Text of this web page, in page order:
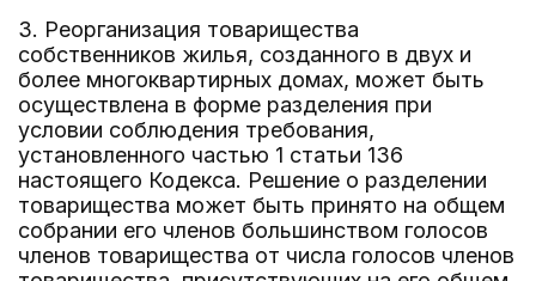
3. Реорганизация товарищества
собственников жилья, созданного в двух и
более многоквартирных домах, может быть
осуществлена в форме разделения при
условии соблюдения требования,
установленного частью 1 статьи 136
настоящего Кодекса. Решение о разделении
товарищества может быть принято на общем
собрании его членов большинством голосов
членов товарищества от числа голосов членов